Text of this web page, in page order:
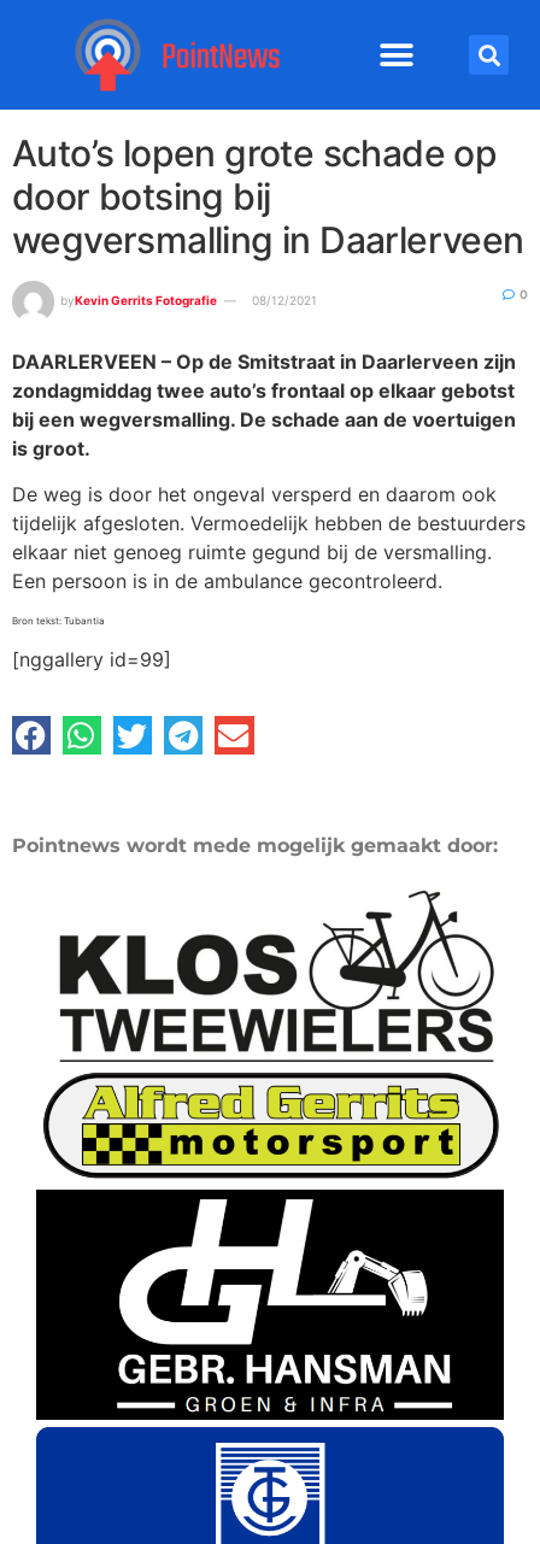
Auto’s lopen grote schade op
door botsing bij
wegversmalling in Daarlerveen
byKevin Gerrits Fotografie 08/12/2021 0
DAARLERVEEN – Op de Smitstraat in Daarlerveen zijn
zondagmiddag twee auto’s frontaal op elkaar gebotst
bij een wegversmalling. De schade aan de voertuigen
is groot.
De weg is door het ongeval versperd en daarom ook
tijdelijk afgesloten. Vermoedelijk hebben de bestuurders
elkaar niet genoeg ruimte gegund bij de versmalling.
Een persoon is in de ambulance gecontroleerd.
Bron tekst: Tubantia
[nggallery id=99]
Pointnews wordt mede mogelijk gemaakt door: